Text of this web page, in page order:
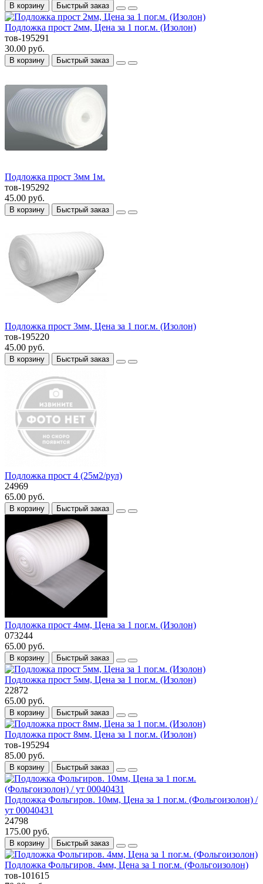
В корзину Быстрый заказ
Подложка прост 2мм, Цена за 1 пог.м. (Изолон)
тов-195291
30.00 руб.
В корзину Быстрый заказ
Подложка прост 3мм 1м.
тов-195292
45.00 руб.
В корзину Быстрый заказ
Подложка прост 3мм, Цена за 1 пог.м. (Изолон)
тов-195220
45.00 руб.
В корзину Быстрый заказ
Подложка прост 4 (25м2/рул)
24969
65.00 руб.
В корзину Быстрый заказ
Подложка прост 4мм, Цена за 1 пог.м. (Изолон)
073244
65.00 руб.
В корзину Быстрый заказ
Подложка прост 5мм, Цена за 1 пог.м. (Изолон)
22872
65.00 руб.
В корзину Быстрый заказ
Подложка прост 8мм, Цена за 1 пог.м. (Изолон)
тов-195294
85.00 руб.
В корзину Быстрый заказ
Подложка Фольгиров. 10мм, Цена за 1 пог.м. (Фольгоизолон) /
ут 00040431
24798
175.00 руб.
В корзину Быстрый заказ
Подложка Фольгиров. 4мм, Цена за 1 пог.м. (Фольгоизолон)
тов-101615